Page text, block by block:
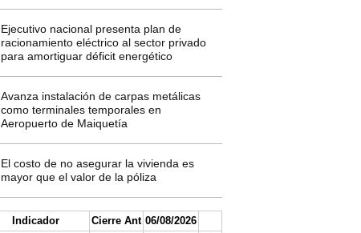
Ejecutivo nacional presenta plan de
racionamiento eléctrico al sector privado
para amortiguar déficit energético
Avanza instalación de carpas metálicas
como terminales temporales en
Aeropuerto de Maiquetía
El costo de no asegurar la vivienda es
mayor que el valor de la póliza
Indicador Cierre Ant 06/08/2026